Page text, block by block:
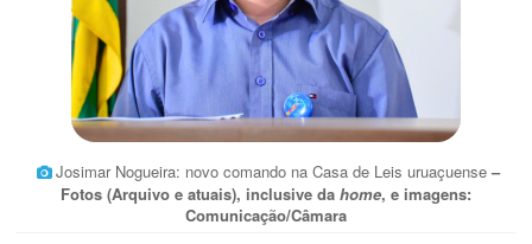
Josimar Nogueira: novo comando na Casa de Leis uruaçuense –
Fotos (Arquivo e atuais), inclusive da home, e imagens:
Comunicação/Câmara